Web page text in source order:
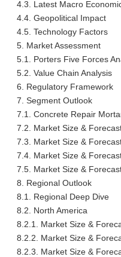
4.3. Latest Macro
4.4. Geopolitical Impact
4.5. Technology Factors
5. Market Assessment
5.1. Porters Five Forces
5.2. Value Chain Analysis
6. Regulatory Framework
7. Segment Outlook
7.1. Concrete Repair
7.2. Market Size &
7.3. Market Size &
7.4. Market Size &
7.5. Market Size &
8. Regional Outlook
8.1. Regional Deep Dive
8.2. North America
8.2.1. Market Size &
8.2.2. Market Size &
8.2.3. Market Size &